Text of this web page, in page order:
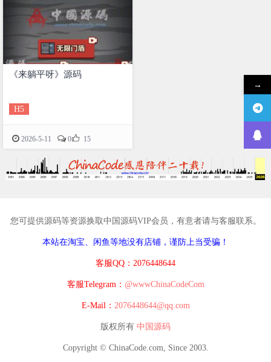
《来躺平呀》源码
H5
2026-5-11 0 15
您可提供源码等资源换取中国源码VIP会员，有意者请与客服联系。
本站在淘宝、闲鱼等地没有店铺，谨防上当受骗！
客服QQ：2076448644
客服Telegram： @wwwChinaCodeCom
E-Mail： 2076448644@qq.com
版权所有 中国源码
Copyright © ChinaCode.com, Since 2003.
→